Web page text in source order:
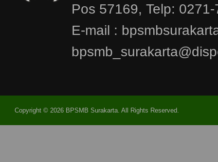
Pos 57169, Telp:
E-mail :
Copyright © 2026 BPSMB Surakarta. All Rights Reserved.